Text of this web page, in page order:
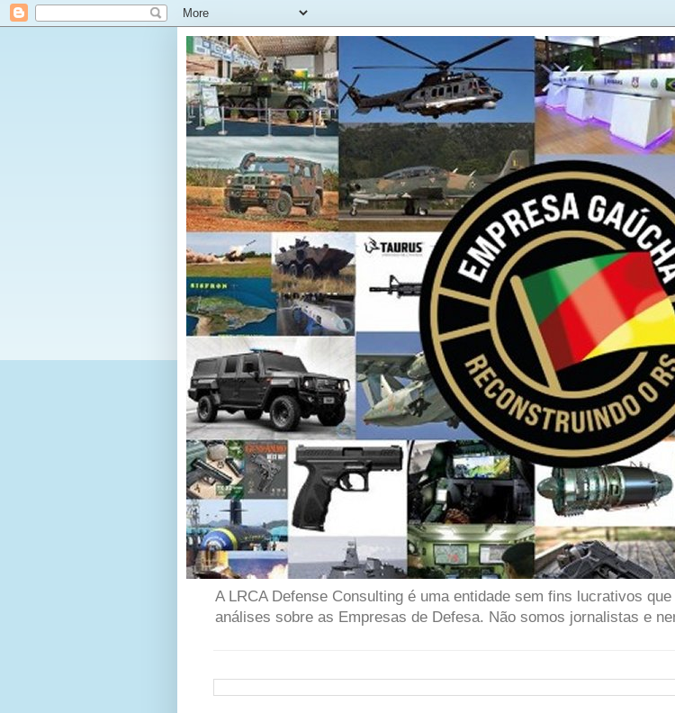
A LRCA Defense Consulting é uma entidade sem fins lucrativos
análises sobre as Empresas de Defesa. Não somos jornalistas e